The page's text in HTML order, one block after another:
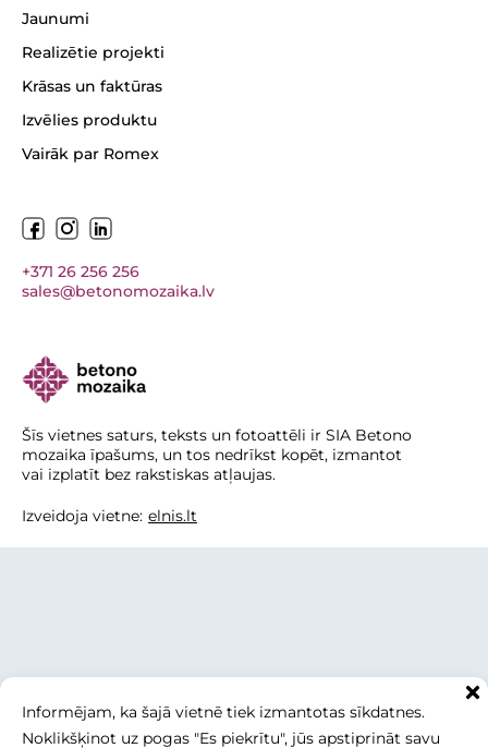
Informējam, ka šajā vietnē tiek izmantotas sīkdatnes.
Noklikšķinot uz pogas "Es piekrītu", jūs apstiprināt savu
Jaunumi
Realizētie projekti
Krāsas un faktūras
Izvēlies produktu
Vairāk par Romex
+371 26 256 256
sales@betonomozaika.lv
Šīs vietnes saturs, teksts un fotoattēli ir SIA Betono
mozaika īpašums, un tos nedrīkst kopēt, izmantot
vai izplatīt bez rakstiskas atļaujas.
Izveidoja vietne: elnis.lt